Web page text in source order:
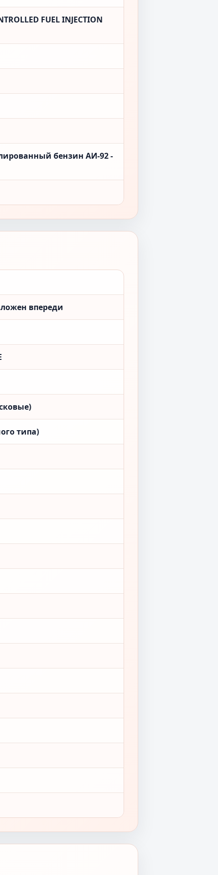
FUEL INJECTION
бензин АИ-92 -
впереди
типа)